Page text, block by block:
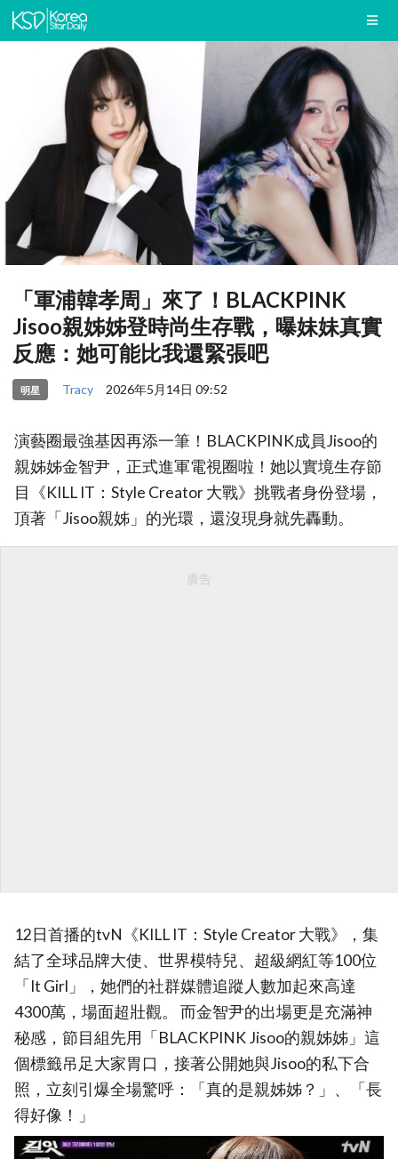
「軍浦韓孝周」來了！BLACKPINK
Jisoo親姊姊登時尚生存戰，曝妹妹真實
反應：她可能比我還緊張吧
明星 Tracy 2026年5月14日 09:52
演藝圈最強基因再添一筆！BLACKPINK成員Jisoo的
親姊姊金智尹，正式進軍電視圈啦！她以實境生存節
目《KILL IT：Style Creator 大戰》挑戰者身份登場，
頂著「Jisoo親姊」的光環，還沒現身就先轟動。
廣告
12日首播的tvN《KILL IT：Style Creator 大戰》，集
結了全球品牌大使、世界模特兒、超級網紅等100位
「It Girl」，她們的社群媒體追蹤人數加起來高達
4300萬，場面超壯觀。 而金智尹的出場更是充滿神
秘感，節目組先用「BLACKPINK Jisoo的親姊姊」這
個標籤吊足大家胃口，接著公開她與Jisoo的私下合
照，立刻引爆全場驚呼：「真的是親姊姊？」、「長
得好像！」